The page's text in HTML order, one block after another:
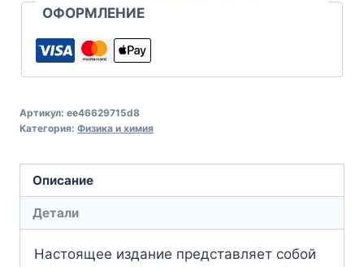
ОФОРМЛЕНИЕ
Артикул: ee46629715d8
Категория: Физика и химия
Описание
Детали
Настоящее издание представляет собой